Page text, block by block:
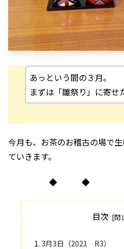
あっという間の３月。
まずは「雛祭り」に寄せ
今月も、お茶のお稽古の場で
ていきます。
◆ ◆
目次
3月3日（2021 R3）